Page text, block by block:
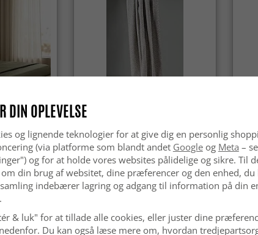
(fløde)
(blå)
kr.189 kr.369
(blå)
DIN OPLEVELSE
og lignende teknologier for at give dig en personlig
(via platforme som blandt andet Googleog Meta –
og for at holde vores websites pålidelige og sikre. Til
din brug af websitet, dine præferencer og den enhed, du
indebærer lagring og adgang til information på din
& luk" for at tillade alle cookies, eller juster dine
Du kan også læse mere om, hvordan